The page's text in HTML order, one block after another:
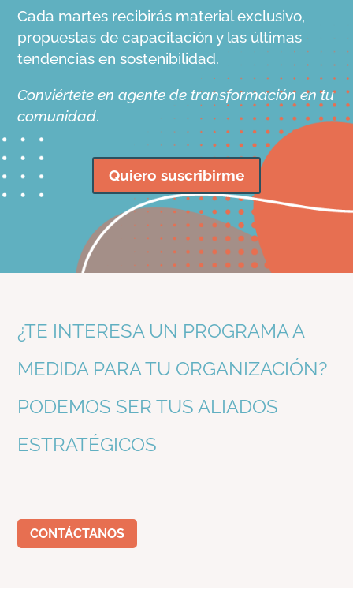
Cada martes recibirás material exclusivo,
propuestas de capacitación y las últimas
tendencias en sostenibilidad.
Conviértete en agente de transformación en tu
comunidad.
Quiero suscribirme
¿TE INTERESA UN PROGRAMA A
MEDIDA PARA TU ORGANIZACIÓN?
PODEMOS SER TUS ALIADOS
ESTRATÉGICOS
CONTÁCTANOS